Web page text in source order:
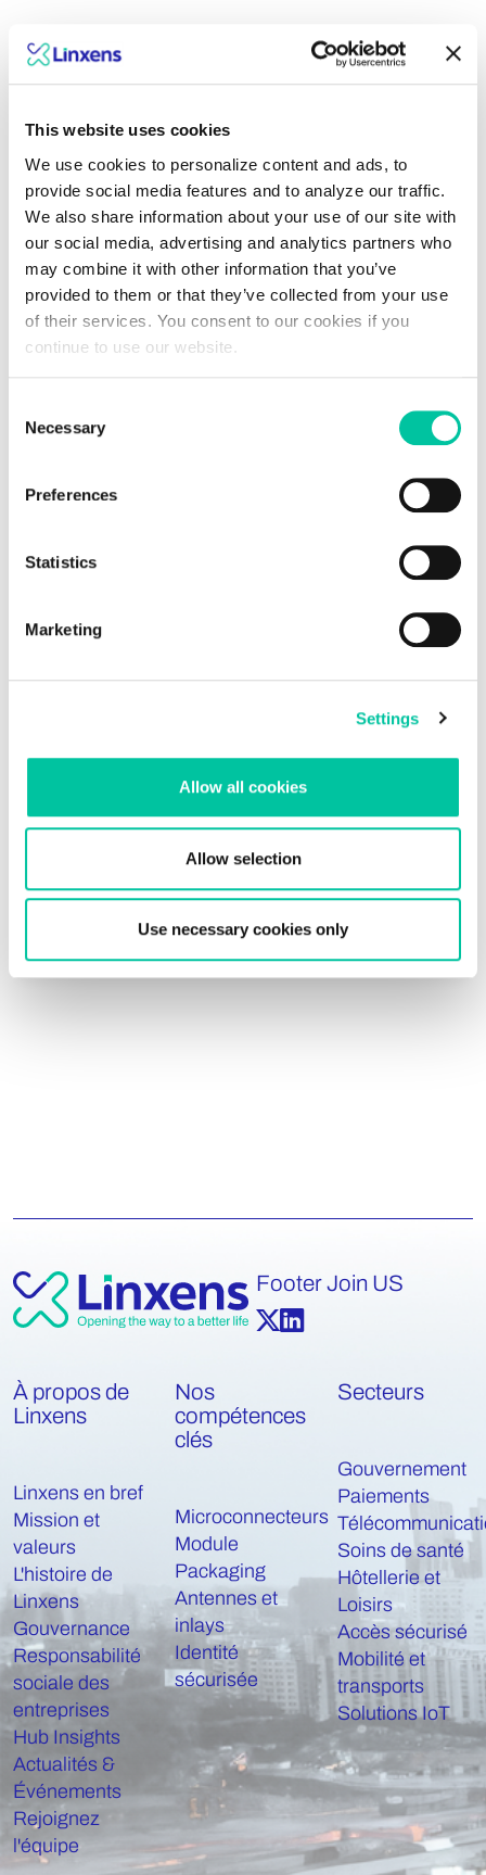
This website uses cookies
We use cookies to personalize content and ads, to
provide social media features and to analyze our traffic.
We also share information about your use of our site with
our social media, advertising and analytics partners who
may combine it with other information that you’ve
provided to them or that they’ve collected from your use
of their services. You consent to our cookies if you
continue to use our website.
Selection
Necessary
Preferences
Statistics
Marketing
Settings
Allow all cookies
Allow selection
Use necessary cookies only
Garder une longueur
d'avance avec les avis
de nos experts
Linxens, partenaire du projet Wibatts
Sébastien Chicou
Footer Join US
À propos de
Linxens
Linxens en bref
Mission et
valeurs
L'histoire de
Linxens
Gouvernance
Responsabilité
sociale des
entreprises
Hub Insights
Actualités &
Événements
Rejoignez
l'équipe
Nos
compétences
clés
Microconnecteurs
Module
Packaging
Antennes et
inlays
Identité
sécurisée
Secteurs
Gouvernement
Paiements
Soins de santé
Hôtellerie et
Loisirs
Accès sécurisé
Mobilité et
transports
Solutions IoT